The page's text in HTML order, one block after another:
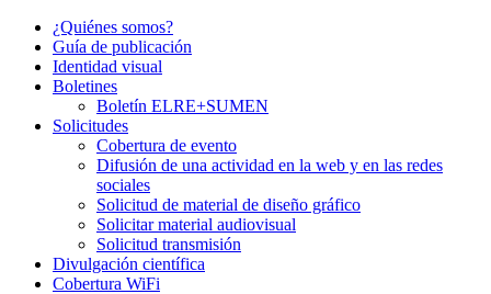
¿Quiénes somos?
Guía de publicación
Identidad visual
Boletines
Boletín ELRE+SUMEN
Solicitudes
Cobertura de evento
Difusión de una actividad en la web y en las redes
sociales
Solicitud de material de diseño gráfico
Solicitar material audiovisual
Solicitud transmisión
Divulgación científica
Cobertura WiFi